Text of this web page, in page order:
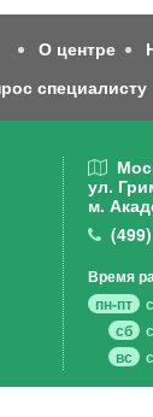
О центре
специалисту
ул.
м.
(499)
Время
пн-пт
сб
вс